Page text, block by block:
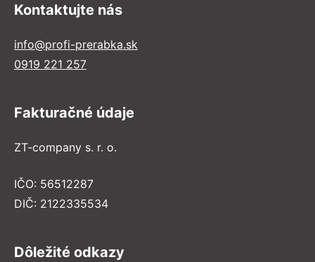
Kontaktujte nás
info@profi-prerabka.sk
0919 221 257
Fakturačné údaje
ZT-company s. r. o.
IČO: 56512287
DIČ: 2122335534
Dôležité odkazy